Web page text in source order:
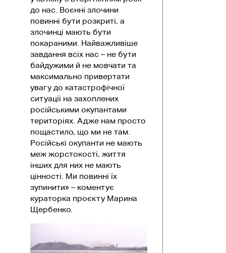
до нас. Воєнні злочини
повинні бути розкриті, а
злочинці мають бути
покараними. Найважливіше
завдання всіх нас – не бути
байдужими й не мовчати та
максимально привертати
увагу до катастрофічної
ситуації на захоплених
російськими окупантами
територіях. Адже нам просто
пощастило, що ми не там.
Російські окупанти не мають
меж жорстокості, життя
інших для них не мають
цінності. Ми повинні їх
зупинити» – коментує
кураторка проєкту Марина
Щербенко.